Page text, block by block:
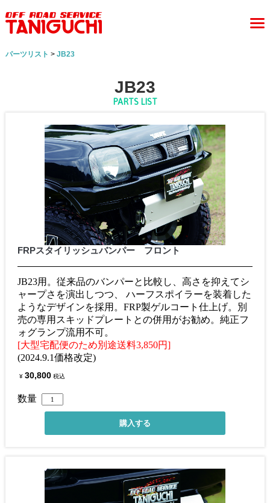
パーツリスト > JB23
JB23
PARTS LIST
FRPスタイリッシュバンパー フロント
JB23用。従来品のバンパーと比較し、高さを抑えてシ
ャープさを演出しつつ、 ハーフスポイラーを装着した
ようなデザインを採用。FRP製ゲルコート仕上げ。別
売の専用スキッドプレートとの併用がお勧め。純正フ
ォグランプ流用不可。
[大型宅配便のため別途送料3,850円]
(2024.9.1価格改定)
¥ 30,800 税込
数量